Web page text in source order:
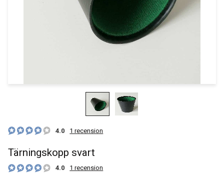
4.0 1 recension
Tärningskopp svart
4.0 1 recension